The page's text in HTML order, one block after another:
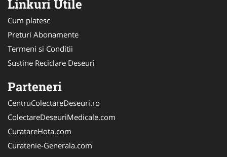
Linkuri Utile
Cum platesc
Preturi Abonamente
Termeni si Conditii
Sustine Reciclare Deseuri
Parteneri
CentruColectareDeseuri.ro
ColectareDeseuriMedicale.com
CuratareHota.com
Curatenie-Generala.com